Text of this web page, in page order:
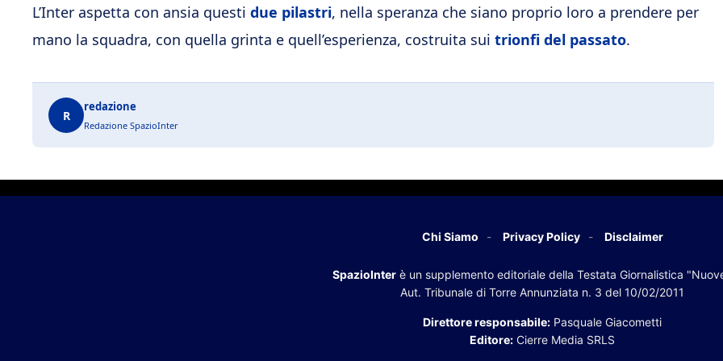
L’Inter aspetta con ansia questi due pilastri, nella speranza che siano proprio loro a prendere per
mano la squadra, con quella grinta e quell’esperienza, costruita sui trionfi del passato.
R
redazione
Redazione SpazioInter
Chi Siamo Privacy Policy Disclaimer
SpazioInterè un supplemento editoriale della Testata Giornalistica
Aut. Tribunale di Torre Annunziata n. 3 del 10/02/2011
Direttore responsabile: Pasquale Giacometti
Editore: Cierre Media SRLS